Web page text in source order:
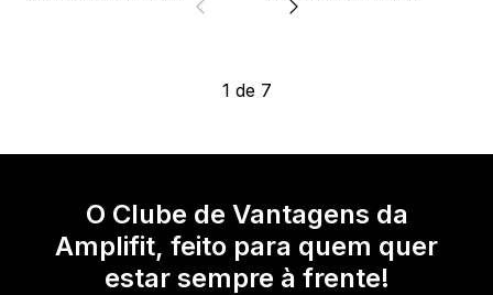
1 de 7
O Clube de Vantagens da
Amplifit, feito para quem quer
estar sempre à frente!